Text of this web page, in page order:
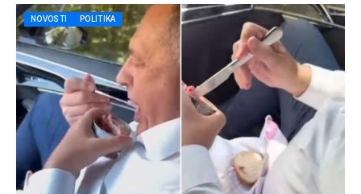
NOVOSTI POLITIKA